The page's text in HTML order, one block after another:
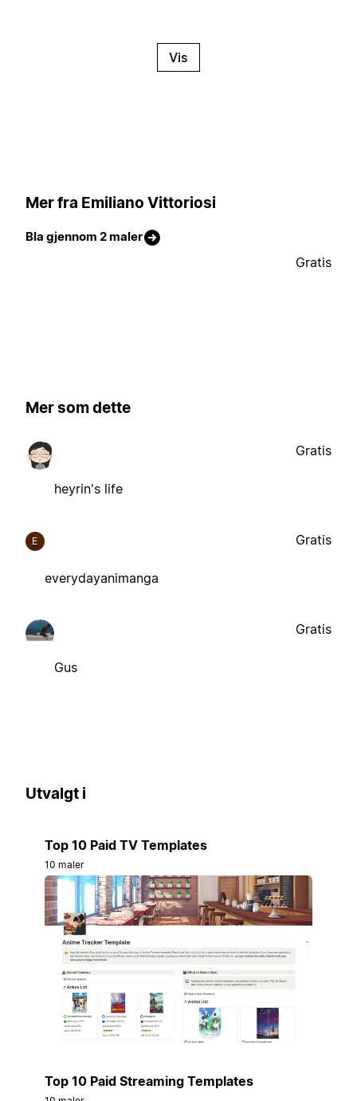
Vis
Mer fra Emiliano Vittoriosi
Bla gjennom 2 maler
Gratis
Mer som dette
heyrin's life
Gratis
E
everydayanimanga
Gratis
Gus
Gratis
Utvalgt i
Top 10 Paid TV Templates
10 maler
Top 10 Paid Streaming Templates